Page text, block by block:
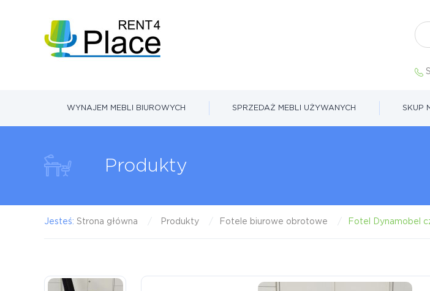
WYNAJEM MEBLI BIUROWYCH SPRZEDAŻ MEBLI UŻYWANYCH SKUP
Produkty
Jesteś: Strona główna Produkty Fotele biurowe obrotowe Fotel Dynamobel